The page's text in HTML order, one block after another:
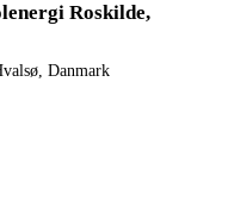
Roskilde,
Danmark